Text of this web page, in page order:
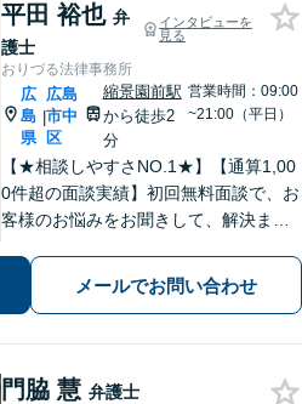
平田 裕也 弁
護士
インタビューを
見る
おりづる法律事務所
広
島
県
|
広島
市中
区
縮景園前駅
から徒歩2
分
営業時間：09:00
~21:00（平日）
【★相談しやすさNO.1★】【通算1,00
0件超の面談実績】初回無料面談で、お
客様のお悩みをお聞きして、解決まで
婚問題」「私選刑事事件」「自己破
産」「相続」問題を得意としていま
メールでお問い合わせ
門脇 慧 弁護士